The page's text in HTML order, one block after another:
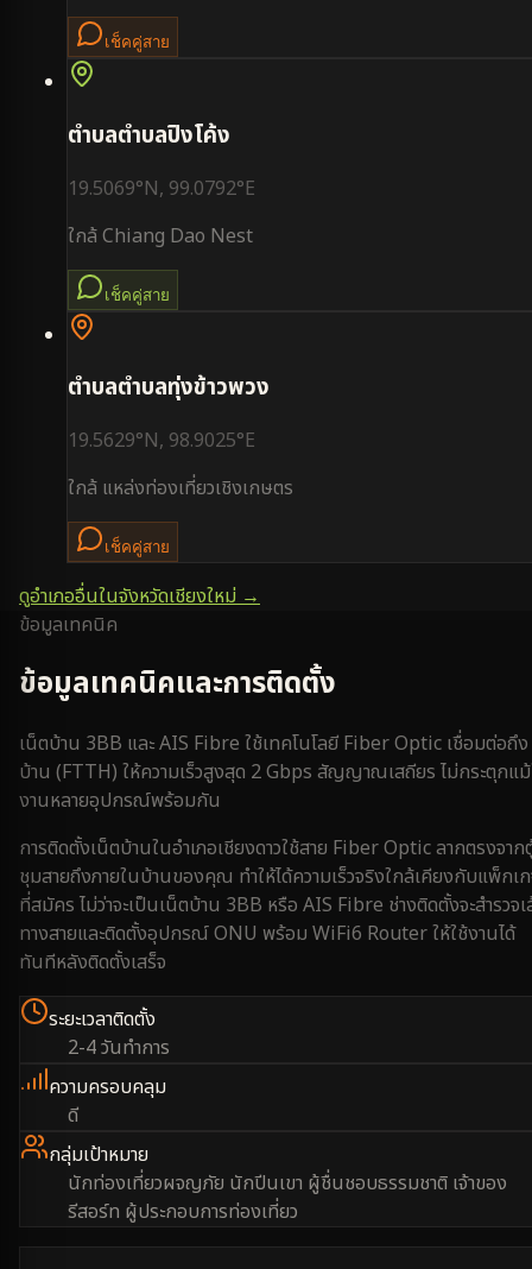
เช็คคู่สาย
ตำบลตำบลปิงโค้ง
19.5069°N, 99.0792°E
ใกล้Chiang Dao Nest
เช็คคู่สาย
ตำบลตำบลทุ่งข้าวพวง
19.5629°N, 98.9025°E
ใกล้ แหล่งท่องเที่ยวเชิงเกษตร
เช็คคู่สาย
ดูอำเภออื่นในจังหวัดเชียงใหม่→
ข้อมูลเทคนิค
ข้อมูลเทคนิคและการติดตั้ง
เน็ตบ้าน 3BB และ AIS Fibre ใช้เทคโนโลยี Fiber Optic เชื่อมต่อถึง
บ้าน (FTTH) ให้ความเร็วสูงสุด 2 Gbps สัญญาณเสถียร ไม่กระตุกแ
งานหลายอุปกรณ์พร้อมกัน
การติดตั้งเน็ตบ้านในอำเภอเชียงดาวใช้สาย Fiber Optic ลากตรงจาก
ชุมสายถึงภายในบ้านของคุณ ทำให้ได้ความเร็วจริงใกล้เคียงกับแพ็กเ
ที่สมัคร ไม่ว่าจะเป็นเน็ตบ้าน 3BB หรือ AIS Fibre ช่างติดตั้งจะสำรวจ
ทางสายและติดตั้งอุปกรณ์ ONU พร้อม WiFi6 Router ให้ใช้งานได้
ทันทีหลังติดตั้งเสร็จ
ระยะเวลาติดตั้ง
2-4 วันทำการ
ความครอบคลุม
ดี
กลุ่มเป้าหมาย
นักท่องเที่ยวผจญภัย นักปีนเขา ผู้ชื่นชอบธรรมชาติ เจ้าของ
รีสอร์ท ผู้ประกอบการท่องเที่ยว